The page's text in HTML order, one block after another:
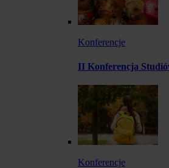
Konferencje
II Konferencja
Konferencje